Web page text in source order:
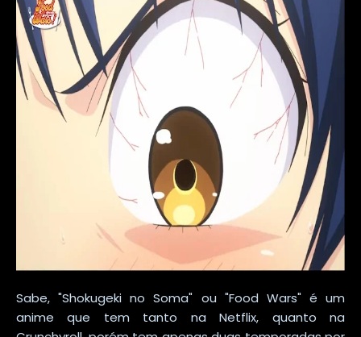
Sabe, "Shokugeki no Soma" ou "Food Wars" é um
anime que tem tanto na Netflix, quanto na